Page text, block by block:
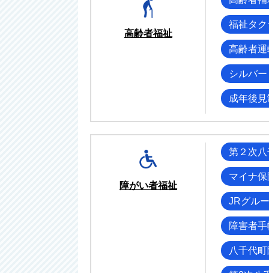
高齢者福祉
福祉タ
高齢者
シルバ
成年後
障がい者福祉
第２次
マイナ
JRグル
障害者
八千代